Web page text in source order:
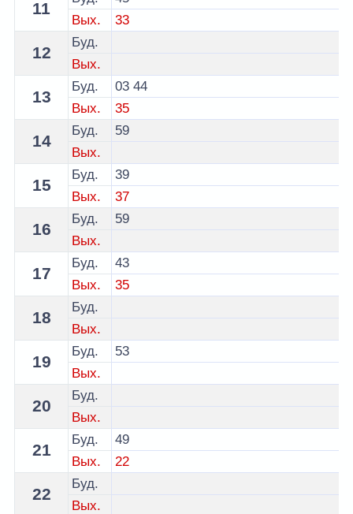
11
Вых.
33
12
Буд.
Вых.
13
Буд. 03 44
Вых.
35
14
Буд.
59
Вых.
15
Буд.
39
Вых.
37
16
Буд.
59
Вых.
17
Буд.
43
Вых.
35
18
Буд.
Вых.
19
Буд.
53
Вых.
20
Буд.
Вых.
21
Буд.
49
Вых.
22
22
Буд.
Вых.